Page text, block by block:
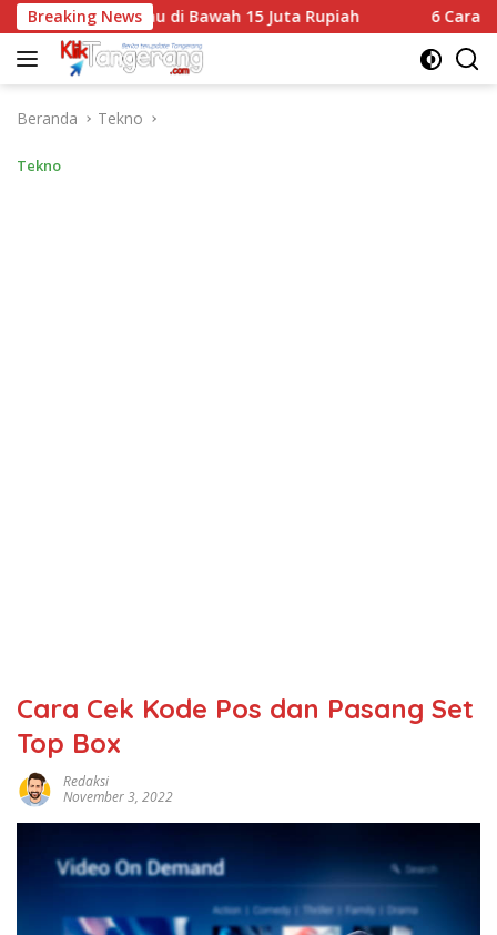
Langsung
ke
konten
Breaking Newsdi Bawah 15 Juta Rupiah 6 Cara Mudah
Beranda Tekno
Tekno
Cara Cek Kode Pos dan Pasang Set
Top Box
Redaksi
November 3, 2022